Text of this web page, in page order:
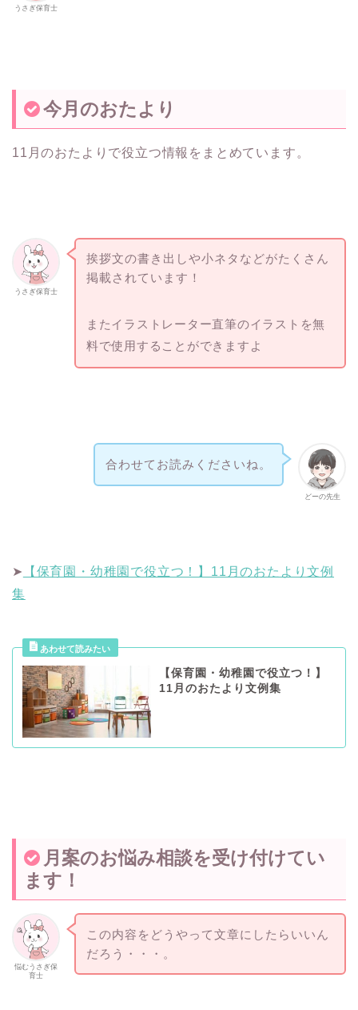
うさぎ保育士
今月のおたより
11月のおたよりで役立つ情報をまとめています。
うさぎ保育士
挨拶文の書き出しや小ネタなどがたくさん
掲載されています！
またイラストレーター直筆のイラストを無
料で使用することができますよ
どーの先生
合わせてお読みくださいね。
➤
【保育園・幼稚園で役立つ！】11月のおたより文例
集
【保育園・幼稚園で役立つ！】
11月のおたより文例集
月案のお悩み相談を受け付けてい
ます！
悩むうさぎ保
育士
この内容をどうやって文章にしたらいいん
だろう・・・。